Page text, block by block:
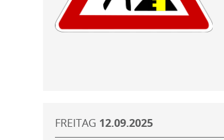
FREITAG 12.09.2025